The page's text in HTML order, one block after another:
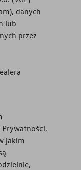
danych
lub
przez
jakim